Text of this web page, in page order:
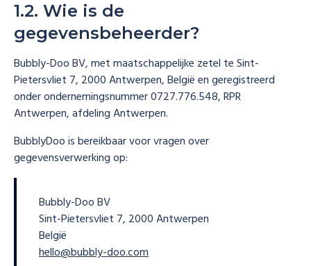
1.2. Wie is de
gegevensbeheerder?
Bubbly-Doo BV, met maatschappelijke zetel te Sint-
Pietersvliet 7, 2000 Antwerpen, België en geregistreerd
onder ondernemingsnummer 0727.776.548, RPR
Antwerpen, afdeling Antwerpen.
BubblyDoo is bereikbaar voor vragen over
gegevensverwerking op:
Bubbly-Doo BV
Sint-Pietersvliet 7, 2000 Antwerpen
België
hello@bubbly-doo.com